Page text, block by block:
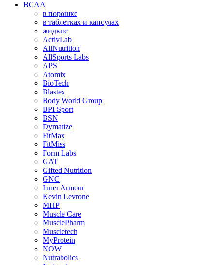
BCAA
в порошке
в таблетках и капсулах
жидкие
ActivLab
AllNutrition
AllSports Labs
APS
Atomix
BioTech
Blastex
Body World Group
BPI Sport
BSN
Dymatize
FitMax
FitMiss
Form Labs
GAT
Gifted Nutrition
GNC
Inner Armour
Kevin Levrone
MHP
Muscle Care
MusclePharm
Muscletech
MyProtein
NOW
Nutrabolics